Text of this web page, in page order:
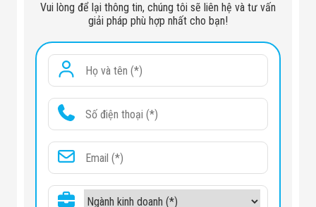
Vui lòng để lại thông tin, chúng tôi sẽ liên hệ và tư vấn
giải pháp phù hợp nhất cho bạn!